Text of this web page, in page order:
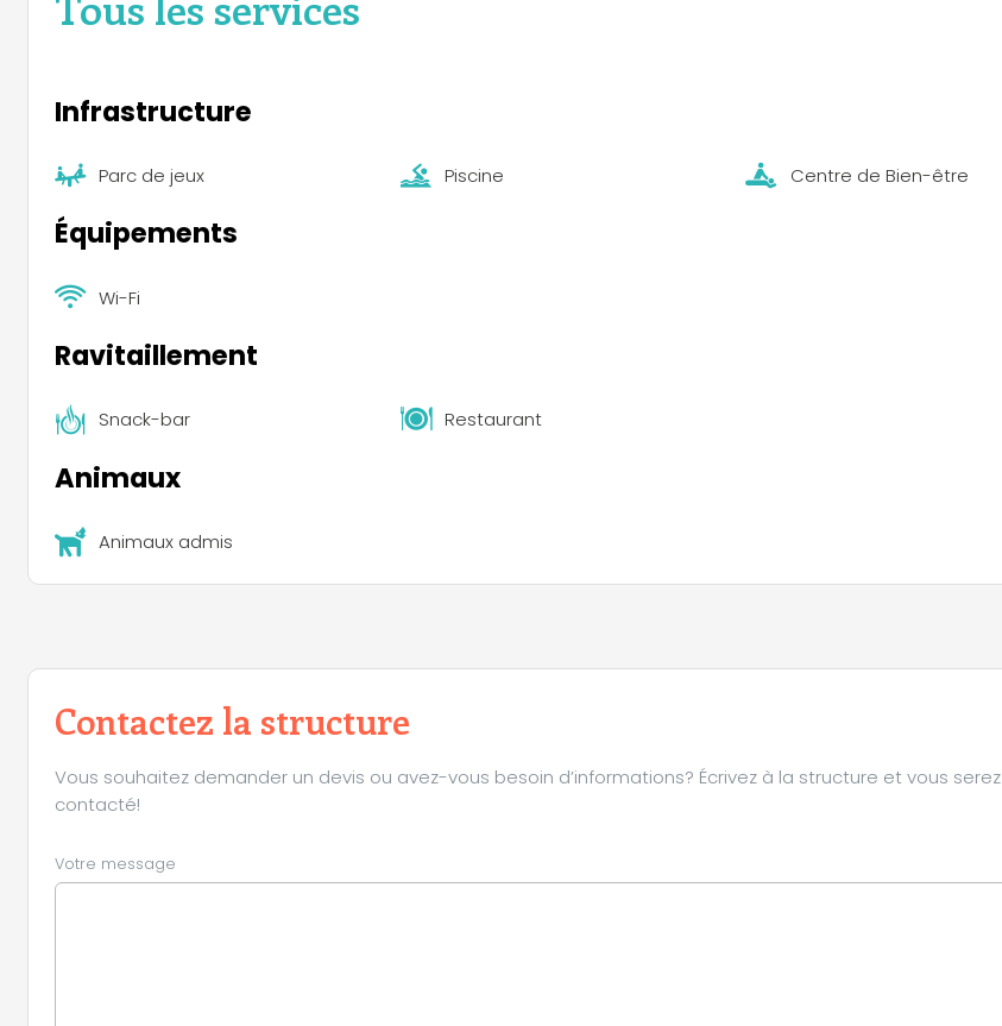
Infrastructure
Parc de jeux Piscine Centre de Bien-être
Équipements
Wi-Fi
Ravitaillement
Snack-bar Restaurant
Animaux
Animaux admis
Contactez la structure
Vous souhaitez demander un devis ou avez-vous besoin d’informations? Écrivez à la structure et vous serez
contacté!
Votre message